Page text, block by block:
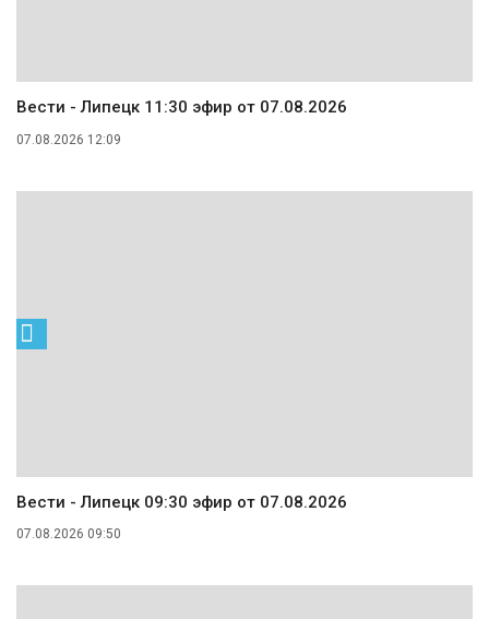
Вести - Липецк 11:30 эфир от 07.08.2026
07.08.2026 12:09
Вести - Липецк 09:30 эфир от 07.08.2026
07.08.2026 09:50